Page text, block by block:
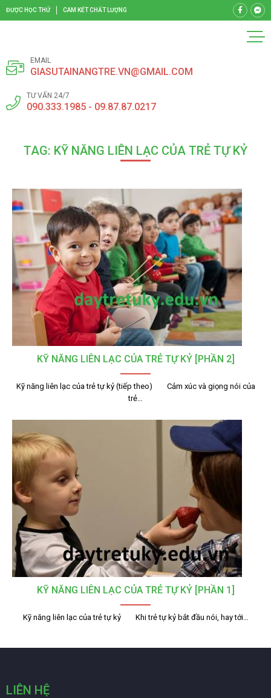
ĐƯỢC HỌC THỬ CAM KẾT CHẤT LƯỢNG
EMAIL
GIASUTAINANGTRE.VN@GMAIL.COM
TƯ VẤN 24/7
090.333.1985 - 09.87.87.0217
TAG: KỸ NĂNG LIÊN LẠC CỦA TRẺ TỰ KỶ
KỸ NĂNG LIÊN LẠC CỦA TRẺ TỰ KỶ [PHẦN 2]
Kỹ năng liên lạc của trẻ tự kỷ (tiếp theo) Cảm xúc và giọng nói của
trẻ…
KỸ NĂNG LIÊN LẠC CỦA TRẺ TỰ KỶ [PHẦN 1]
Kỹ năng liên lạc của trẻ tự kỷ Khi trẻ tự kỷ bắt đầu nói, hay tới…
LIÊN HỆ